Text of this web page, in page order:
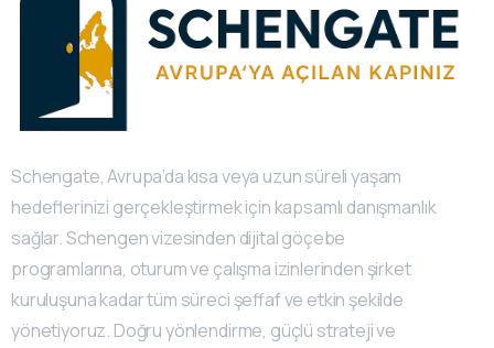
Schengate, Avrupa’da kısa veya uzun süreli yaşam
hedeflerinizi gerçekleştirmek için kapsamlı danışmanlık
sağlar. Schengen vizesinden dijital göçebe
programlarına, oturum ve çalışma izinlerinden şirket
kuruluşuna kadar tüm süreci şeffaf ve etkin şekilde
yönetiyoruz. Doğru yönlendirme, güçlü strateji ve